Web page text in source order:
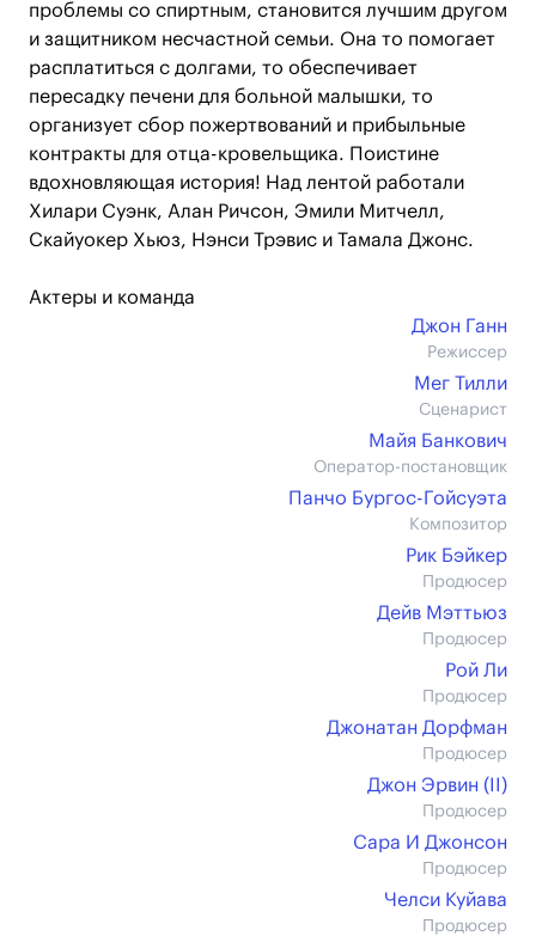
проблемы со спиртным, становится лучшим другом
и защитником несчастной семьи. Она то помогает
расплатиться с долгами, то обеспечивает
пересадку печени для больной малышки, то
организует сбор пожертвований и прибыльные
контракты для отца-кровельщика. Поистине
вдохновляющая история! Над лентой работали
Хилари Суэнк, Алан Ричсон, Эмили Митчелл,
Скайуокер Хьюз, Нэнси Трэвис и Тамала Джонс.
Актеры и команда
Джон Ганн
Режиссер
Мег Тилли
Сценарист
Майя Банкович
Оператор-постановщик
Панчо Бургос-Гойсуэта
Композитор
Рик Бэйкер
Продюсер
Дейв Мэттьюз
Продюсер
Рой Ли
Продюсер
Джонатан Дорфман
Продюсер
Джон Эрвин (II)
Продюсер
Сара И Джонсон
Продюсер
Челси Куйава
Продюсер